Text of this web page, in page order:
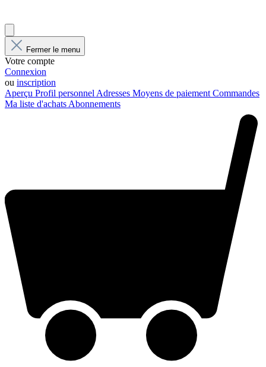
Fermer le menu
Votre compte
Connexion
ou inscription
Aperçu Profil personnel Adresses Moyens de paiement Commandes
Ma liste d'achats Abonnements